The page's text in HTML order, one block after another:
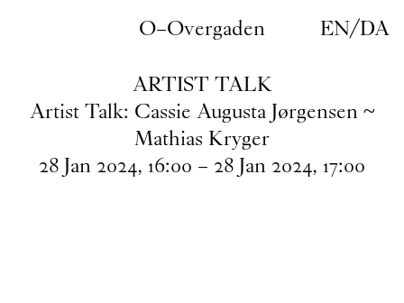
O–Overgaden EN/DA
ARTIST TALK
Artist Talk: Cassie Augusta Jørgensen ~
Mathias Kryger
28 Jan2024, 16:00 – 28 Jan2024, 17:00